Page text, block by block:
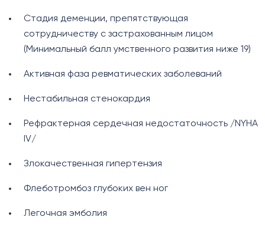
Стадия деменции, препятствующая
сотрудничеству с застрахованным лицом
(Минимальный балл умственного развития ниже 19)
Активная фаза ревматических заболеваний
Нестабильная стенокардия
Рефрактерная сердечная недостаточность /NYHA
IV/
Злокачественная гипертензия
Флеботромбоз глубоких вен ног
Легочная эмболия